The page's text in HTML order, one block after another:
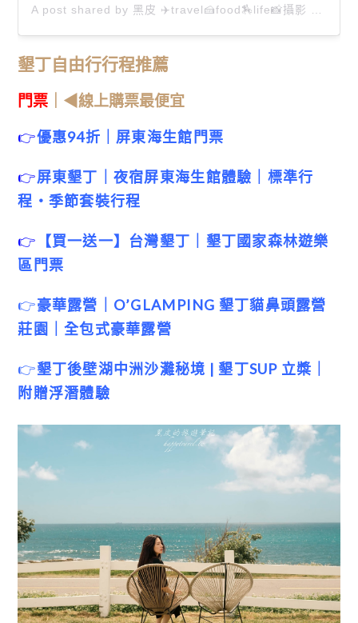
墾丁自由行行程推薦
門票 ｜◀線上購票最便宜
👉優惠94折｜屏東海生館門票
👉屏東墾丁｜夜宿屏東海生館體驗｜標準行
程・季節套裝行程
👉 【買一送一】台灣墾丁｜墾丁國家森林遊樂
區門票
👉豪華露營｜O’GLAMPING 墾丁貓鼻頭露營
莊園｜全包式豪華露營
👉墾丁後壁湖中洲沙灘秘境 | 墾丁SUP 立槳｜
附贈浮潛體驗